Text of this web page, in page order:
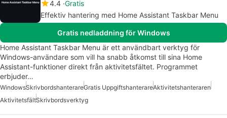
4.4 Gratis
Effektiv hantering med Home Assistant Taskbar Menu
Gratis nedladdning för Windows
Home Assistant Taskbar Menu är ett användbart verktyg för
Windows-användare som vill ha snabb åtkomst till sina Home
Assistant-funktioner direkt från aktivitetsfältet. Programmet
erbjuder…
WindowsSkrivbordshanterareGratis UppgiftshanterareAktivitetshanteraren
AktivitetsfältSkrivbordsverktyg